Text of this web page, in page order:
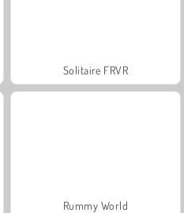
Solitaire FRVR
Rummy World